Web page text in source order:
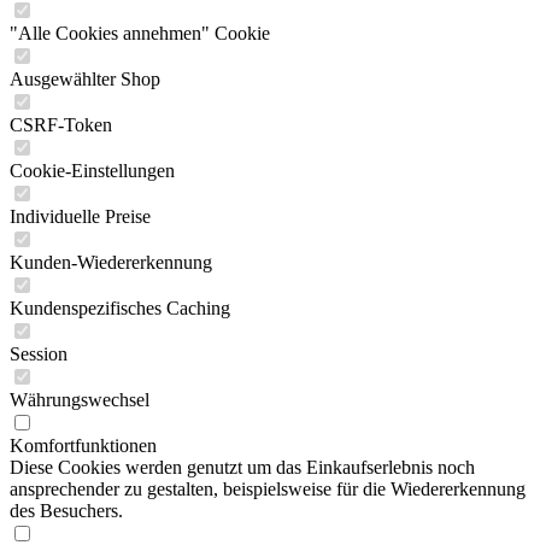
"Alle Cookies annehmen" Cookie
Ausgewählter Shop
CSRF-Token
Cookie-Einstellungen
Individuelle Preise
Kunden-Wiedererkennung
Kundenspezifisches Caching
Session
Währungswechsel
Komfortfunktionen
Diese Cookies werden genutzt um das Einkaufserlebnis noch
ansprechender zu gestalten, beispielsweise für die Wiedererkennung
des Besuchers.